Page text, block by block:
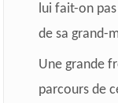
lui fait-on
de sa grand-
Une grande
parcours de